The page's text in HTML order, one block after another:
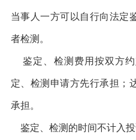
当事人一方可以自行向法定
者检测。
鉴定、检测费用按双方
定、检测申请方先行承担；
承担。
鉴定、检测的时间不